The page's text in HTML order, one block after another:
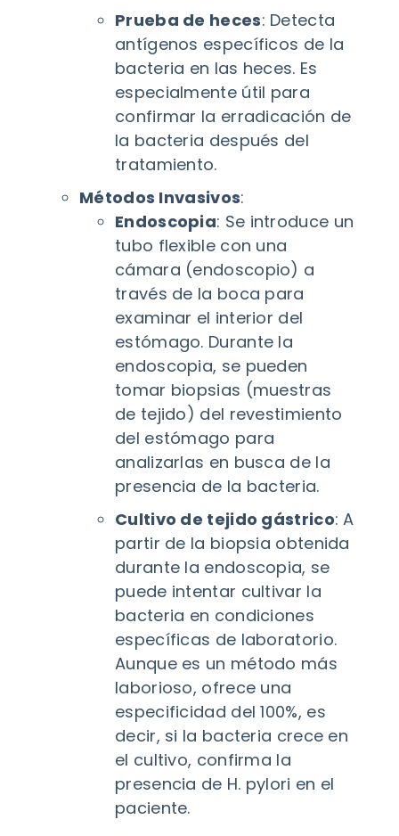
Prueba de heces: Detecta
antígenos específicos de la
bacteria en las heces. Es
especialmente útil para
confirmar la erradicación de
la bacteria después del
tratamiento.
Métodos Invasivos:
Endoscopia: Se introduce un
tubo flexible con una
cámara (endoscopio) a
través de la boca para
examinar el interior del
estómago. Durante la
endoscopia, se pueden
tomar biopsias (muestras
de tejido) del revestimiento
del estómago para
analizarlas en busca de la
presencia de la bacteria.
Cultivo de tejido gástrico: A
partir de la biopsia obtenida
durante la endoscopia, se
puede intentar cultivar la
bacteria en condiciones
específicas de laboratorio.
Aunque es un método más
laborioso, ofrece una
especificidad del 100%, es
decir, si la bacteria crece en
el cultivo, confirma la
presencia de H. pylori en el
paciente.